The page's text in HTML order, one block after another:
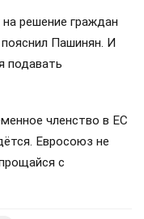
решение граждан
Пашинян. И
подавать
членство в ЕС
Евросоюз не
с